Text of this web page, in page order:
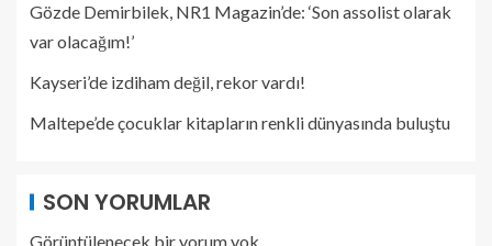
Gözde Demirbilek, NR1 Magazin’de: ‘Son assolist olarak
var olacağım!’
Kayseri’de izdiham değil, rekor vardı!
Maltepe’de çocuklar kitapların renkli dünyasında buluştu
SON YORUMLAR
Görüntülenecek bir yorum yok.